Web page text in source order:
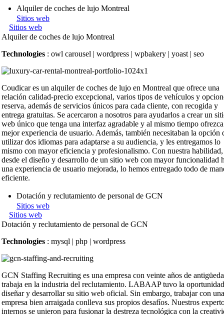
Alquiler de coches de lujo Montreal
Sitios web
Sitios web
Alquiler de coches de lujo Montreal
Technologies : owl carousel | wordpress | wpbakery | yoast | seo
Coudicar es un alquiler de coches de lujo en Montreal que ofrece una
relación calidad-precio excepcional, varios tipos de vehículos y
reserva, además de servicios únicos para cada cliente, con recogida y
entrega gratuitas. Se acercaron a nosotros para ayudarlos a crear un
web único que tenga una interfaz agradable y al mismo tiempo
mejor experiencia de usuario. Además, también necesitaban la opción
utilizar dos idiomas para adaptarse a su audiencia, y les entregamos lo
mismo con mayor eficiencia y profesionalismo. Con nuestra habilidad,
desde el diseño y desarrollo de un sitio web con mayor funcionalidad
una experiencia de usuario mejorada, lo hemos entregado todo de
eficiente.
Dotación y reclutamiento de personal de GCN
Sitios web
Sitios web
Dotación y reclutamiento de personal de GCN
Technologies : mysql | php | wordpress
GCN Staffing Recruiting es una empresa con veinte años de
trabaja en la industria del reclutamiento. LABAAP tuvo la
diseñar y desarrollar su sitio web oficial. Sin embargo, trabajar con una
empresa bien arraigada conlleva sus propios desafíos. Nuestros
internos se unieron para fusionar la destreza tecnológica con la